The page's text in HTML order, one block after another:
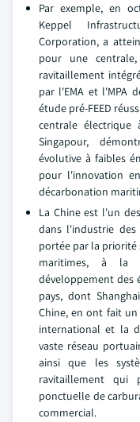
Par exemple, en
Keppel
Corporation, a
pour une
ravitaillement
par l'EMA et l'MPA
étude pré-FEED
centrale électrique
Singapour,
évolutive à faibles
pour l'innovation
décarbonation
La Chine est l'un
dans l'industrie des
portée par la priorité
maritimes, à la
développement des
pays, dont
Chine, en ont fait
international et la
vaste réseau
ainsi que les
ravitaillement qui
ponctuelle de
commercial.